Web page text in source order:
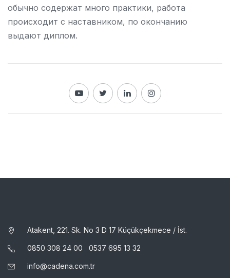
обычно содержат много практики, работа
происходит с наставником, по окончанию
выдают диплом.
Atakent, 221. Sk. No 3 D 17 Küçükçekmece / İst.
0850 308 24 00 0537 695 13 32
info@cadena.com.tr